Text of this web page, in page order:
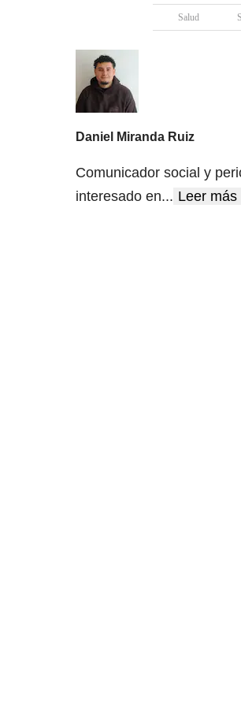
Salud
Daniel Miranda Ruiz
Comunicador social y
interesado en... Leer más